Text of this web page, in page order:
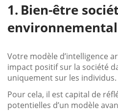
Bien-être
environnemental
Votre modèle d’intelligence
impact positif sur la société
uniquement sur les individus.
Pour cela, il est capital de
potentielles d’un modèle